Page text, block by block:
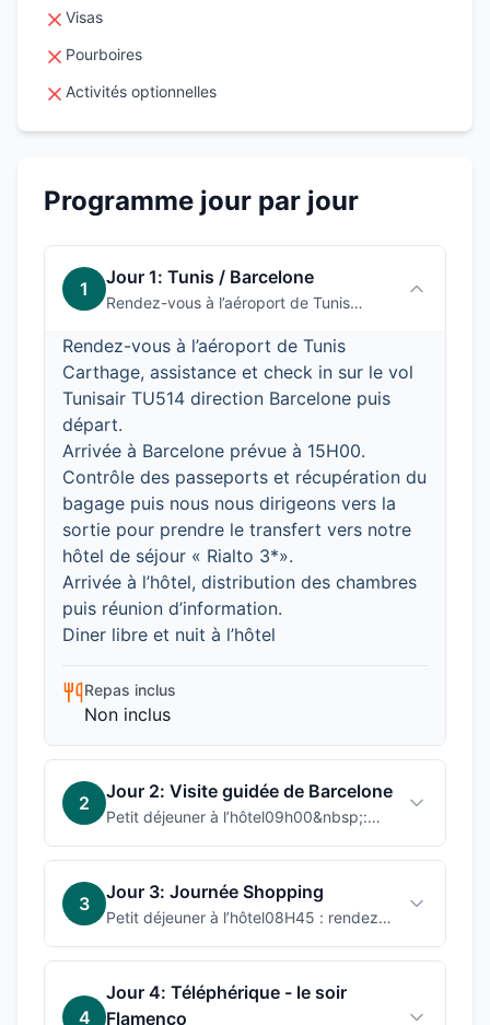
Visas
Pourboires
Activités optionnelles
Programme jour par jour
1
Jour 1: Tunis / Barcelone
Rendez-vous à l’aéroport de Tunis
vol Tunisair TU514 direction Barcelone
puis départ.Arrivée à Barcelone prévue
à 15H00. Contrôle des passeports et
récupération du bagage puis nous nous
dirigeons vers la sortie pour prendre le
transfert vers notre hôtel de séjour
«&nbsp;Rialto 3*».Arrivée à l’hôtel,
distribution des chambres puis réunion
d’information.Diner libre et nuit à l’hôtel
Rendez-vous à l’aéroport de Tunis
Carthage, assistance et check in sur le vol
Tunisair TU514 direction Barcelone puis
départ.
Arrivée à Barcelone prévue à 15H00.
Contrôle des passeports et récupération du
bagage puis nous nous dirigeons vers la
sortie pour prendre le transfert vers notre
hôtel de séjour « Rialto 3*».
Arrivée à l’hôtel, distribution des chambres
puis réunion d’information.
Diner libre et nuit à l’hôtel
Repas inclus
Non inclus
2
Jour 2: Visite guidée de Barcelone
Petit déjeuner à l’hôtel09h00&nbsp;:
puis départ pour une excursion
panoramique de 04/05 heures. Notre
visite commencera par la colline de
Montjuic avec ses nombreux édifices
construits pour les jeux olympiques de
la fameuse Plaza España.Continuation
par le Gran Via puis Via Laietana
3
Jour 3: Journée Shopping
Petit déjeuner à l’hôtel08H45 : rendez-
pour une journée complète de
shopping&nbsp;: la matinée sera
réservée au Roca Village, référence du
4
Jour 4: Téléphérique - le soir
Flamenco